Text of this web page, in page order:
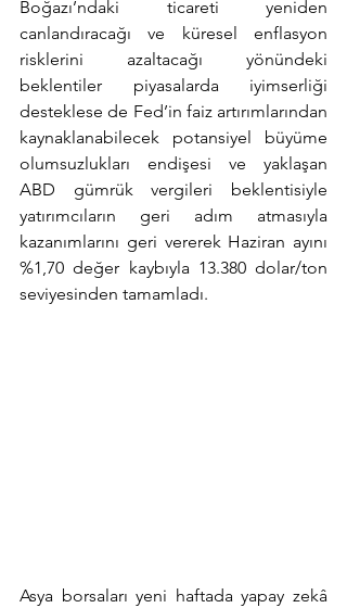
Boğazı’ndaki ticareti yeniden
canlandıracağı ve küresel enflasyon
risklerini azaltacağı yönündeki
beklentiler piyasalarda iyimserliği
desteklese de Fed’in faiz artırımlarından
kaynaklanabilecek potansiyel büyüme
olumsuzlukları endişesi ve yaklaşan
ABD gümrük vergileri beklentisiyle
yatırımcıların geri adım atmasıyla
kazanımlarını geri vererek Haziran ayını
%1,70 değer kaybıyla 13.380 dolar/ton
seviyesinden tamamladı.
Asya borsaları yeni haftada yapay zekâ